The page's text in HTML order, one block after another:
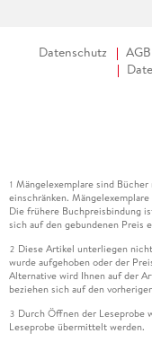
Datenschutz AGB
1 Mängelexemplare sind
einschränken.
Die frühere Buchpreisbindung
sich auf den gebundenen Preis
2 Diese Artikel unterliegen
wurde aufgehoben oder der
Alternative wird Ihnen auf der
beziehen sich auf den
3 Durch Öffnen der Leseprobe
Leseprobe übermittelt werden.